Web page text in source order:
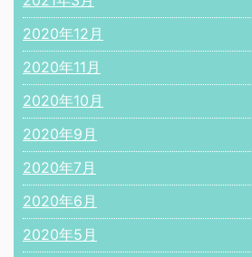
2020年12月
2020年11月
2020年10月
2020年9月
2020年7月
2020年6月
2020年5月